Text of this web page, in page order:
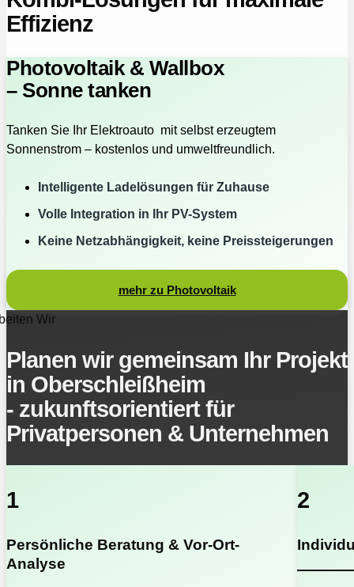
Effizienz
Photovoltaik & Wallbox
– Sonne tanken
Tanken Sie Ihr Elektroauto mit selbst erzeugtem
Sonnenstrom – kostenlos und umweltfreundlich.
Intelligente Ladelösungen für Zuhause
Volle Integration in Ihr PV-System
Keine Netzabhängigkeit, keine Preissteigerungen
mehr zu Photovoltaik
Wir
Planen wir gemeinsam Ihr Projekt
in Oberschleißheim
- zukunftsorientiert für
Privatpersonen & Unternehmen
1
Persönliche Beratung & Vor-Ort-
Analyse
2